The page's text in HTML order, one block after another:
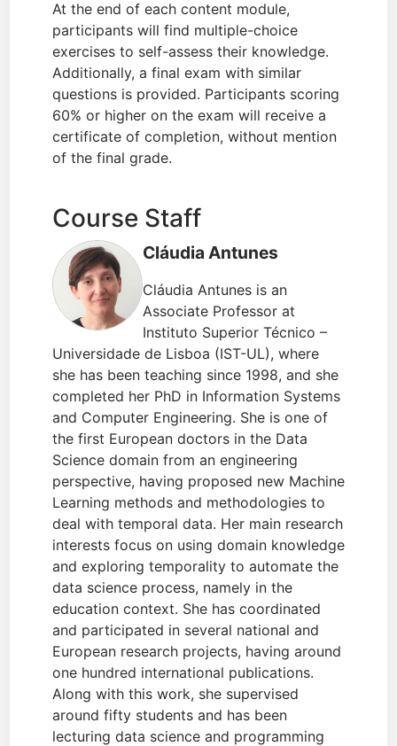
At the end of each content module,
participants will find multiple-choice
exercises to self-assess their knowledge.
Additionally, a final exam with similar
questions is provided. Participants scoring
60% or higher on the exam will receive a
certificate of completion, without mention
of the final grade.
Course Staff
Cláudia Antunes
Cláudia Antunes is an
Associate Professor at
Instituto Superior Técnico –
Universidade de Lisboa (IST-UL), where
she has been teaching since 1998, and she
completed her PhD in Information Systems
and Computer Engineering. She is one of
the first European doctors in the Data
Science domain from an engineering
perspective, having proposed new Machine
Learning methods and methodologies to
deal with temporal data. Her main research
interests focus on using domain knowledge
and exploring temporality to automate the
data science process, namely in the
education context. She has coordinated
and participated in several national and
European research projects, having around
one hundred international publications.
Along with this work, she supervised
around fifty students and has been
lecturing data science and programming